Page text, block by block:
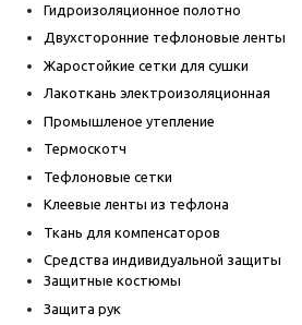
Гидроизоляционное полотно
Двухсторонние тефлоновые ленты
Жаростойкие сетки для сушки
Лакоткань электроизоляционная
Промышленое утепление
Термоскотч
Тефлоновые сетки
Клеевые ленты из тефлона
Ткань для компенсаторов
Средства индивидуальной защиты
Защитные костюмы
Защита рук